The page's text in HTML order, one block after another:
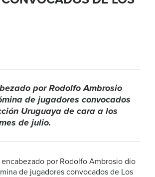
por Rodolfo Ambrosio
de jugadores convocados
Uruguaya de cara a los
de julio.
encabezado por Rodolfo Ambrosio dio
de jugadores convocados de Los